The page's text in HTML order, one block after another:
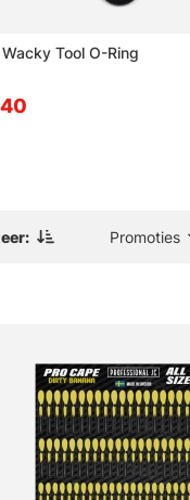
Wacky Tool O-Ring
Promoties